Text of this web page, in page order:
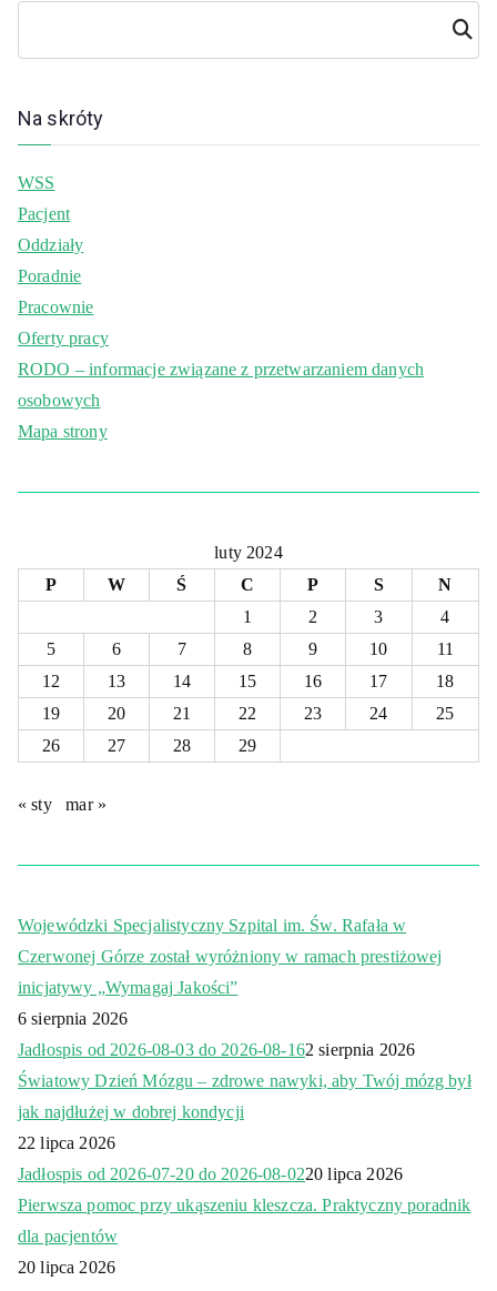
Szuka
j
Na skróty
WSS
Pacjent
Oddziały
Poradnie
Pracownie
Oferty pracy
RODO – informacje związane z przetwarzaniem danych
osobowych
Mapa strony
luty 2024
P
W Ś C P S
N
1
2 3
4
5
6 7 8 9 10
11
12
13 14 15 16 17
18
19
20 21 22 23 24
25
26
27 28 29
« sty mar »
Wojewódzki Specjalistyczny Szpital im. Św. Rafała w
Czerwonej Górze został wyróżniony w ramach prestiżowej
inicjatywy „Wymagaj Jakości”
6 sierpnia 2026
Jadłospis od 2026-08-03 do 2026-08-162 sierpnia 2026
Światowy Dzień Mózgu – zdrowe nawyki, aby Twój mózg był
jak najdłużej w dobrej kondycji
22 lipca 2026
Jadłospis od 2026-07-20 do 2026-08-0220 lipca 2026
Pierwsza pomoc przy ukąszeniu kleszcza. Praktyczny poradnik
dla pacjentów
20 lipca 2026